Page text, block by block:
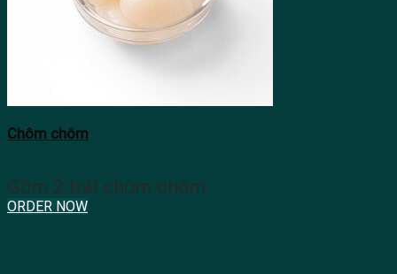
Chôm chôm
Gồm 2 trái chôm chôm
ORDER NOW